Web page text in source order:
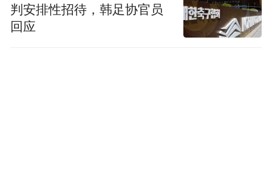
判安排性招待，韩足协官员
回应